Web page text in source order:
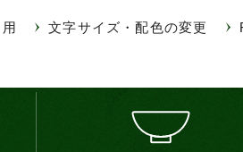
文字サイズ・配色の変更